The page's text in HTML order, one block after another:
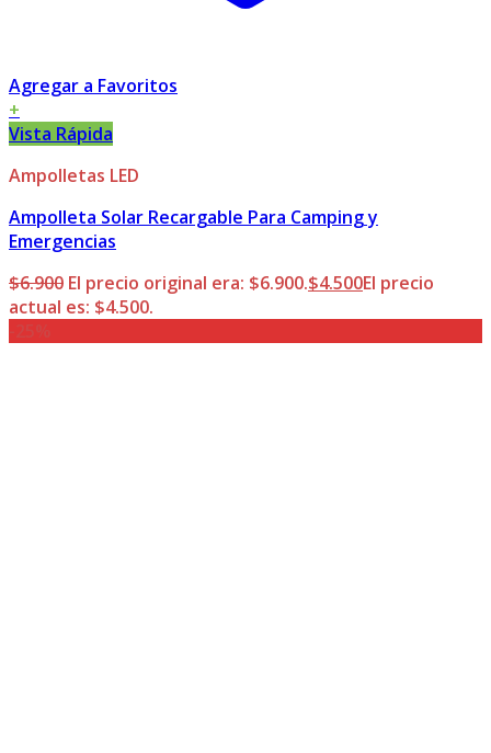
Agregar a Favoritos
+
Vista Rápida
Ampolletas LED
Ampolleta Solar Recargable Para Camping y
Emergencias
$6.900 El precio original era: $6.900.$4.500El precio
actual es: $4.500.